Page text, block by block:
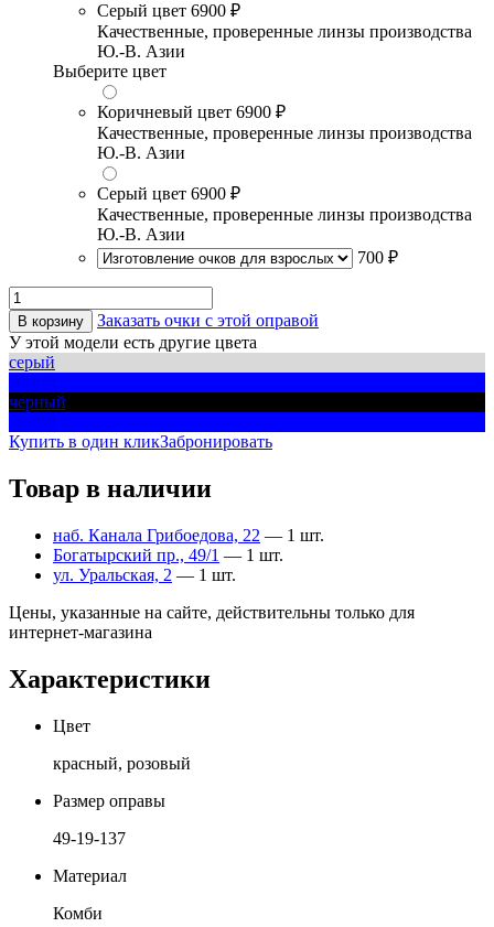
Серый цвет 6900 ₽
Качественные, проверенные линзы производства
Ю.-В. Азии
Выберите цвет
Коричневый цвет 6900 ₽
Качественные, проверенные линзы производства
Ю.-В. Азии
Серый цвет 6900 ₽
Качественные, проверенные линзы производства
Ю.-В. Азии
700 ₽
В корзину
Заказать очки с этой оправой
У этой модели есть другие цвета
серый
черный
Купить в один кликЗабронировать
Товар в наличии
наб. Канала Грибоедова, 22 — 1 шт.
Богатырский пр., 49/1 — 1 шт.
ул. Уральская, 2 — 1 шт.
Цены, указанные на сайте, действительны только для
интернет-магазина
Характеристики
Цвет
красный, розовый
Размер оправы
49-19-137
Материал
Комби